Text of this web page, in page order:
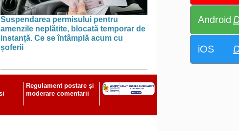
Android
iOS
Suspendarea permisului pentru
amenzile neplătite, blocată temporar de
instanță. Ce se întâmplă acum cu
șoferii
Regulament postare și
moderare comentarii